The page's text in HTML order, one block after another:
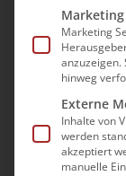
334,00€
Vorherige
Marketing
Marketing
anzuzeigen.
hinweg
Externe
Inhalte von
werden
akzeptiert
manuelle